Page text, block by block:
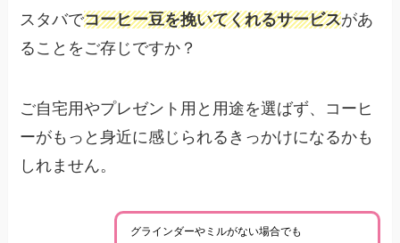
スタバでコーヒー豆を挽いてくれるサービスがあ
ることをご存じですか？
ご自宅用やプレゼント用と用途を選ばず、コーヒ
ーがもっと身近に感じられるきっかけになるかも
しれません。
グラインダーやミルがない場合でも